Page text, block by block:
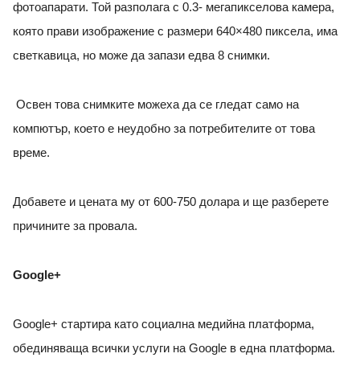
фотоапарати. Той разполага с 0.3- мегапикселова камера,
която прави изображение с размери 640×480 пиксела, има
светкавица, но може да запази едва 8 снимки.
Освен това снимките можеха да се гледат само на
компютър, което е неудобно за потребителите от това
време.
Добавете и цената му от 600-750 долара и ще разберете
причините за провала.
Google+
Google+ стартира като социална медийна платформа,
обединяваща всички услуги на Google в една платформа.